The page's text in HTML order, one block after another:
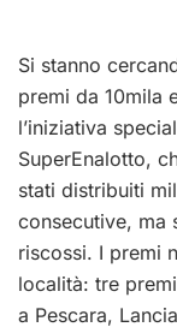
Si stanno
premi da 10mila
l’iniziativa
SuperEnalotto,
stati distribuiti
consecutive, ma
riscossi. I premi
località: tre
a Pescara,